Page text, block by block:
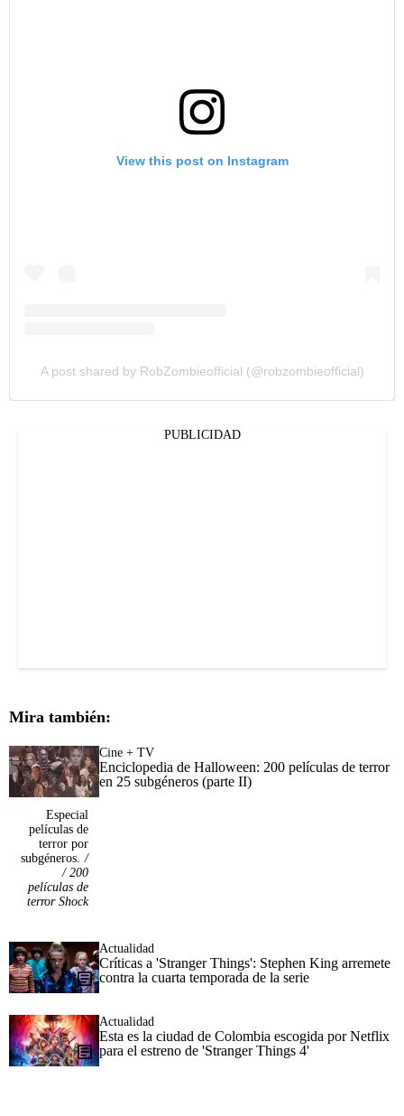
View this post on Instagram
A post shared by RobZombieofficial (@robzombieofficial)
PUBLICIDAD
Mira también:
Especial
películas de
terror por
subgéneros. /
/ 200
películas de
terror Shock
Cine + TV
Enciclopedia de Halloween: 200 películas de terror
en 25 subgéneros (parte II)
Actualidad
Críticas a 'Stranger Things': Stephen King arremete
contra la cuarta temporada de la serie
Actualidad
Esta es la ciudad de Colombia escogida por Netflix
para el estreno de 'Stranger Things 4'